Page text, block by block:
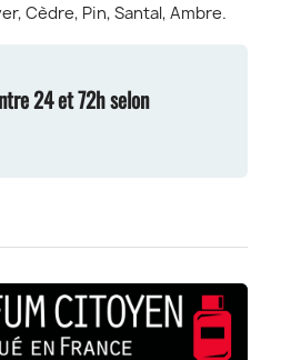
Cèdre, Pin, Santal, Ambre.
24 et 72h selon